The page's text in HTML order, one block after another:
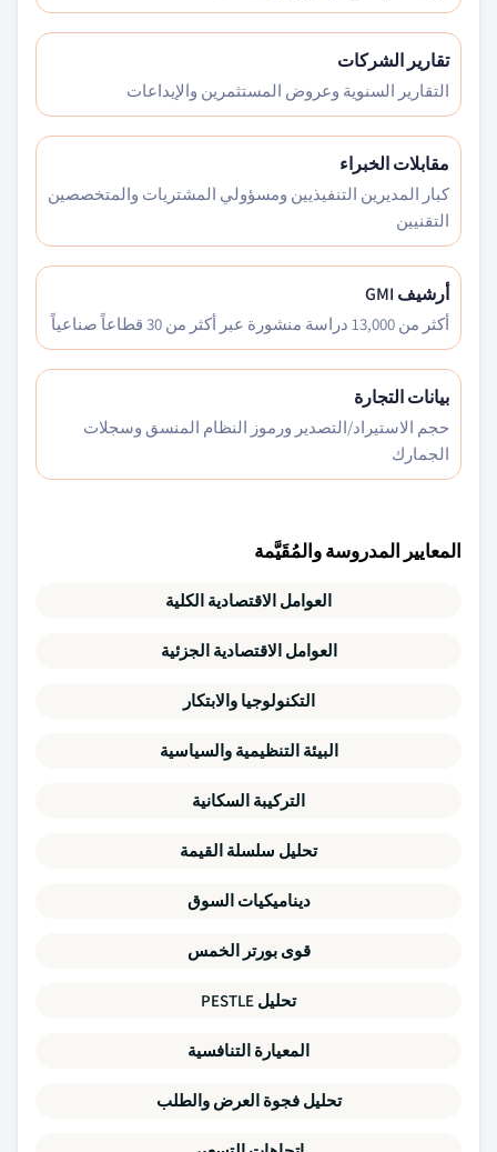
تقارير الشركات
التقارير السنوية وعروض المستثمرين والإيداعات
مقابلات الخبراء
كبار المديرين التنفيذيين ومسؤولي المشتريات والمتخصصين
التقنيين
أرشيف GMI
أكثر من 13,000 دراسة منشورة عبر أكثر من 30 قطاعاً صناعياً
بيانات التجارة
حجم الاستيراد/التصدير ورموز النظام المنسق وسجلات
الجمارك
المعايير المدروسة والمُقَيَّمة
العوامل الاقتصادية الكلية
العوامل الاقتصادية الجزئية
التكنولوجيا والابتكار
البيئة التنظيمية والسياسية
التركيبة السكانية
تحليل سلسلة القيمة
ديناميكيات السوق
قوى بورتر الخمس
تحليل PESTLE
المعيارة التنافسية
تحليل فجوة العرض والطلب